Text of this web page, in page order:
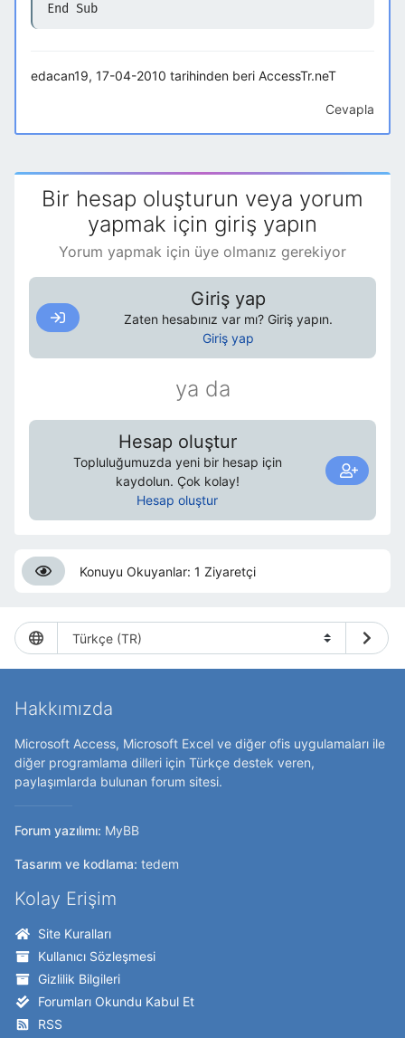
End Sub
edacan19, 17-04-2010 tarihinden beri AccessTr.neT
Cevapla
Bir hesap oluşturun veya yorum
yapmak için giriş yapın
Yorum yapmak için üye olmanız gerekiyor
Giriş yap
Zaten hesabınız var mı? Giriş yapın.
Giriş yap
ya da
Hesap oluştur
Topluluğumuzda yeni bir hesap için
kaydolun. Çok kolay!
Hesap oluştur
Konuyu Okuyanlar: 1 Ziyaretçi
Hakkımızda
Microsoft Access, Microsoft Excel ve diğer ofis uygulamaları ile
diğer programlama dilleri için Türkçe destek veren,
paylaşımlarda bulunan forum sitesi.
Forum yazılımı: MyBB
Tasarım ve kodlama: tedem
Kolay Erişim
Site Kuralları
Kullanıcı Sözleşmesi
Gizlilik Bilgileri
Forumları Okundu Kabul Et
RSS